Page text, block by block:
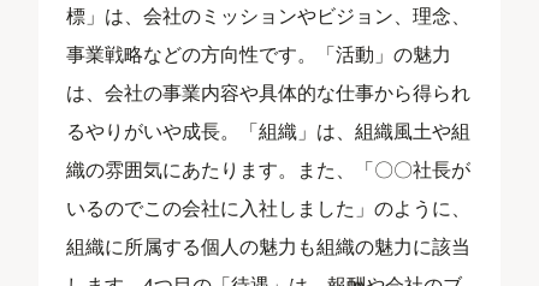
標」は、会社のミッションやビジョン、理念、
事業戦略などの方向性です。「活動」の魅力
は、会社の事業内容や具体的な仕事から得られ
るやりがいや成長。「組織」は、組織風土や組
織の雰囲気にあたります。また、「〇〇社長が
いるのでこの会社に入社しました」のように、
組織に所属する個人の魅力も組織の魅力に該当